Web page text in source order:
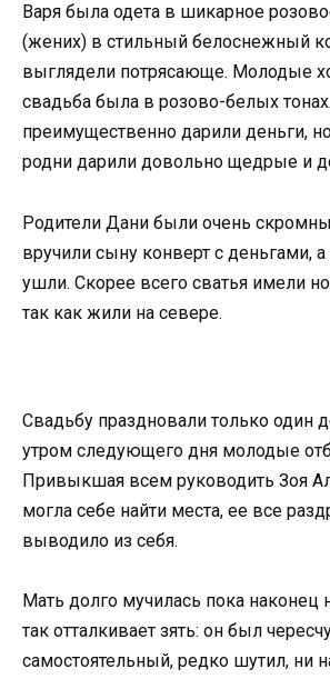
Варя была одета в шикарное
(жених) в стильный белоснежный
выглядели потрясающе. Молодые
свадьба была в розово-белых
преимущественно дарили деньги,
родни дарили довольно щедрые и
Родители Дани были очень
вручили сыну конверт с деньгами,
ушли. Скорее всего сватья имели
так как жили на севере.
Свадьбу праздновали только один
утром следующего дня молодые
Привыкшая всем руководить Зоя
могла себе найти места, ее все
выводило из себя.
Мать долго мучилась пока наконец
так отталкивает зять: он был
самостоятельный, редко шутил, ни